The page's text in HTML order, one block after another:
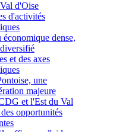
d'Oise
d'activités
économique dense,
et des axes
une
majeure
et l'Est du Val
opportunités